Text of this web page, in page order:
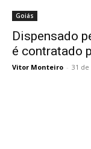
Goiás
Dispensado
é contratado
Vitor Monteiro - 31